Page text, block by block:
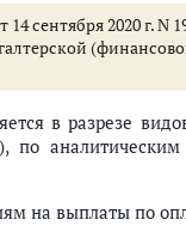
сентября 2020 г. N
в разрезе
по аналитическим
на выплаты по